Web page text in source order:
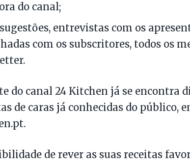
do canal;
entrevistas com os
com os subscritores, todos os
do canal 24 Kitchen já se encontra
de caras já conhecidas do público,
de rever as suas receitas